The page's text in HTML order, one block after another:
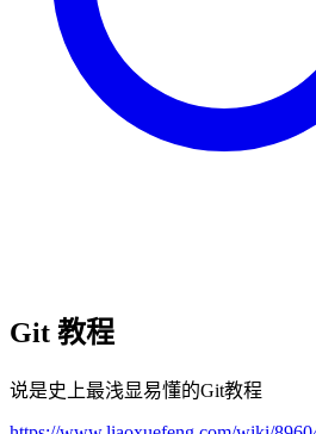
Git 教程
说是史上最浅显易懂的Git教程